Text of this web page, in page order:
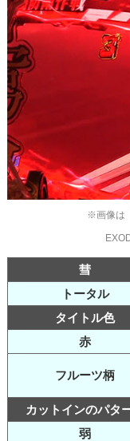
※画像は
彗
トータル
タイトル色
赤
フルーツ柄
カットインのパタ
弱